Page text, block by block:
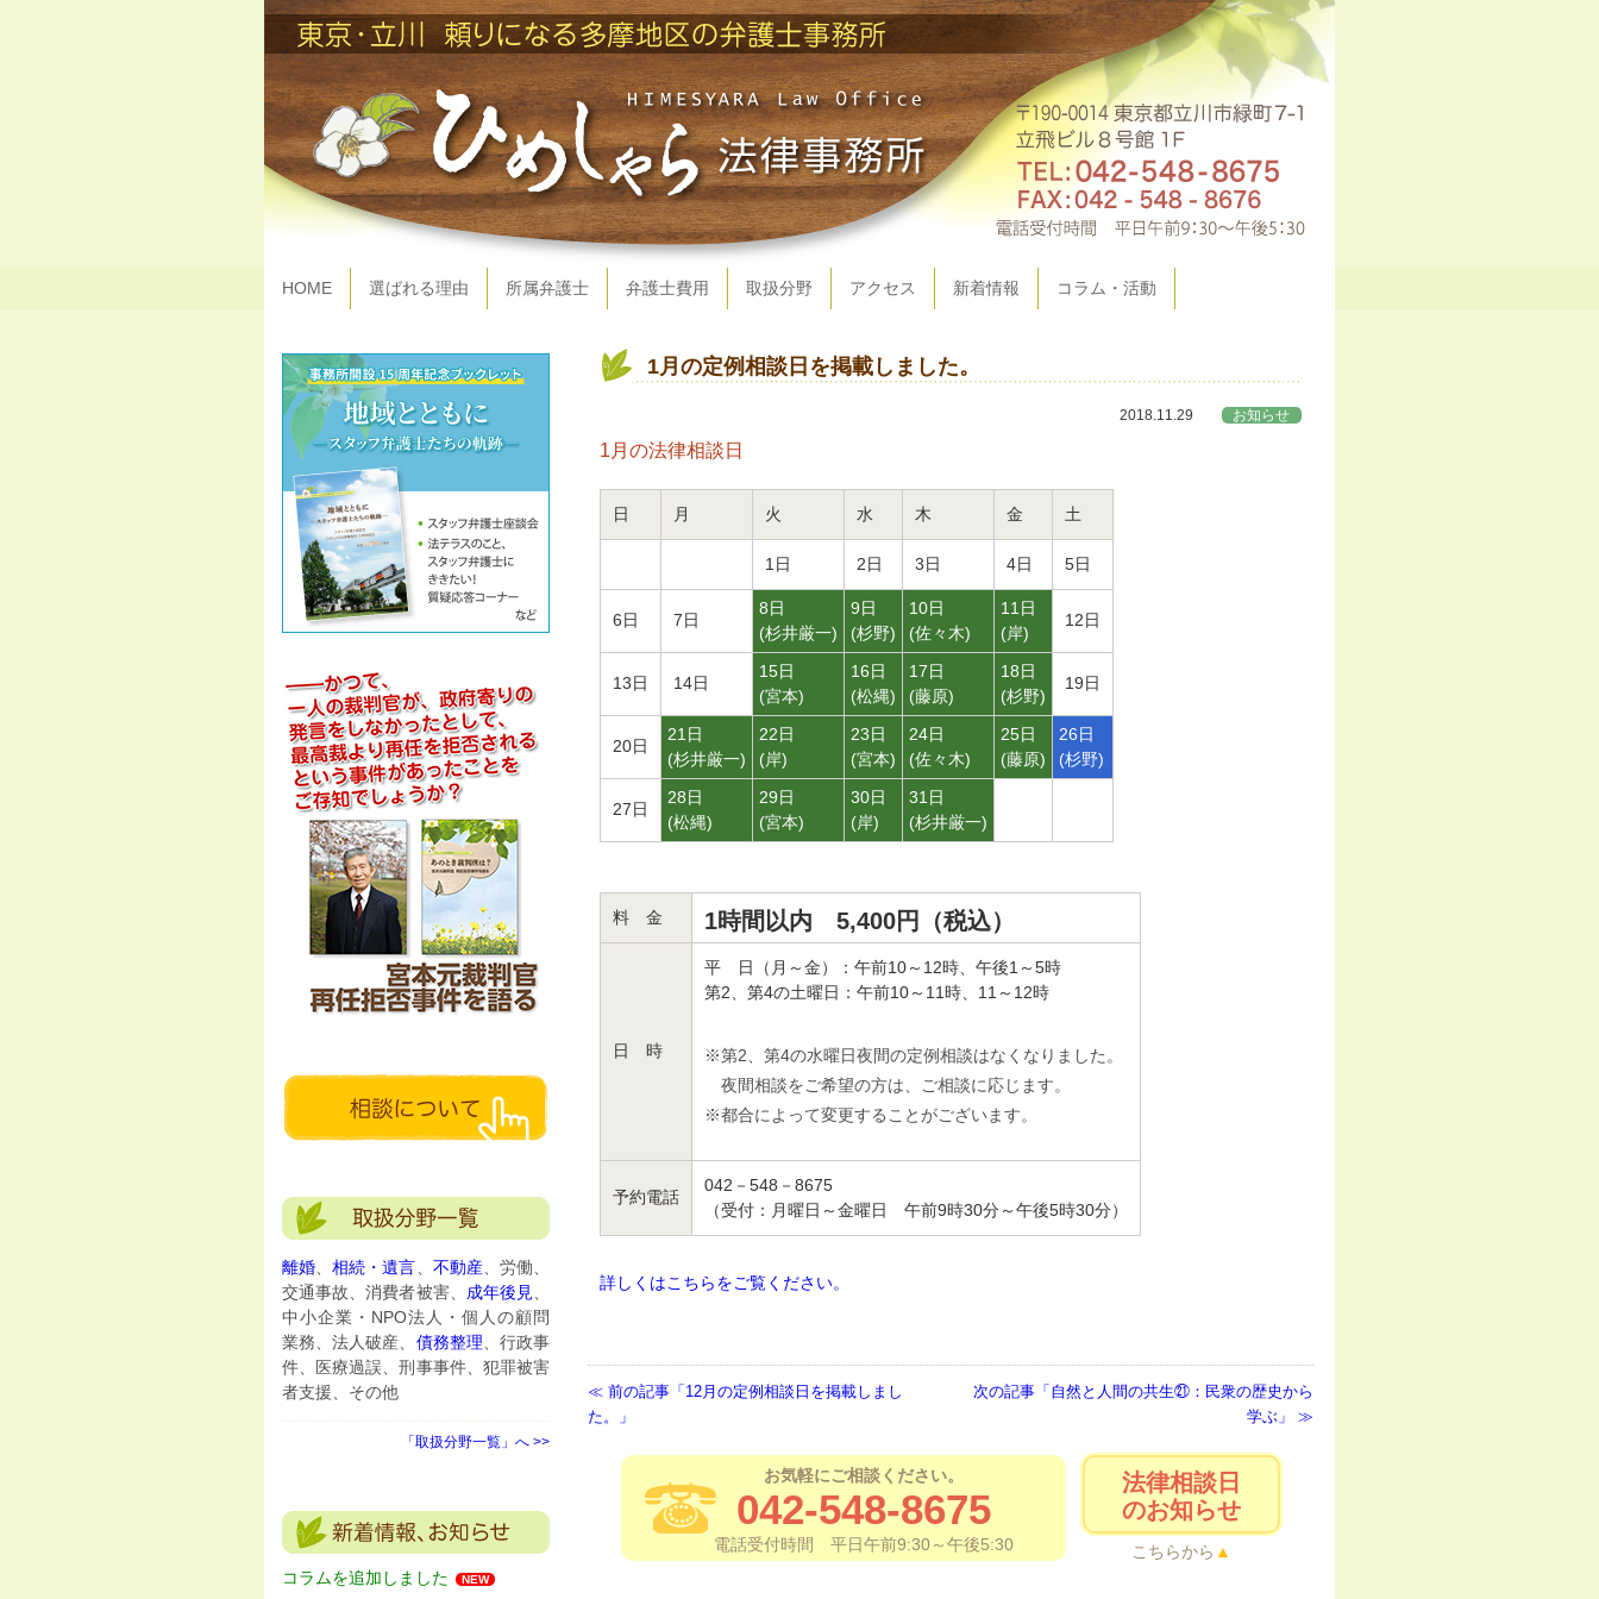
HOME 選ばれる理由 所属弁護士 弁護士費用 取扱分野 アクセス 新着情報 コラム・活動
1月の定例相談日を掲載しました。
2018.11.29 お知らせ
1月の法律相談日
日 月 火 水 木 金 土
1日 2日 3日 4日 5日
6日 7日
8日
(杉井厳一)
9日
(杉野)
10日
(佐々木)
11日
(岸)
12日
13日 14日
15日
(宮本)
16日
(松縄)
17日
(藤原)
18日
(杉野)
19日
20日
21日
(杉井厳一)
22日
(岸)
23日
(宮本)
24日
(佐々木)
25日
(藤原)
26日
(杉野)
27日
28日
(松縄)
29日
(宮本)
30日
(岸)
31日
(杉井厳一)
料 金 1時間以内 5,400円（税込）
日 時
平 日（月～金）：午前10～12時、午後1～5時
第2、第4の土曜日：午前10～11時、11～12時
※第2、第4の水曜日夜間の定例相談はなくなりました。
夜間相談をご希望の方は、ご相談に応じます。
※都合によって変更することがございます。
予約電話
042－548－8675
（受付：月曜日～金曜日 午前9時30分～午後5時30分）
詳しくはこちらをご覧ください。
前の記事「12月の定例相談日を掲載しまし
た。」
次の記事「自然と人間の共生㉑：民衆の歴史から
学ぶ」
お気軽にご相談ください。
042-548-8675
電話受付時間 平日午前9:30～午後5:30
法律相談日
のお知らせ
こちらから
離婚 、相続・遺言 不動産、労働、
交通事故、消費者被害、 成年後見
中小企業・NPO法人・個人の顧問
業務、法人破産、 債務整理 、行政事
件、医療過誤、刑事事件、犯罪被害
者支援、その他
「取扱分野一覧」へ >>
コラムを追加しました NEW